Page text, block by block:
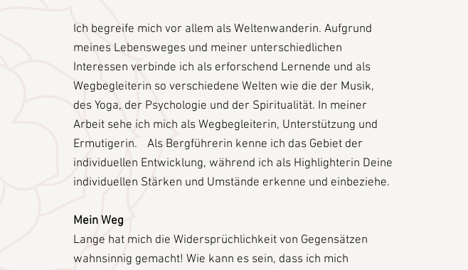
Ich begreife mich vor allem als Weltenwanderin. Aufgrund
meines Lebensweges und meiner unterschiedlichen
Interessen verbinde ich als erforschend Lernende und als
Wegbegleiterin so verschiedene Welten wie die der Musik,
des Yoga, der Psychologie und der Spiritualität. In meiner
Arbeit sehe ich mich als Wegbegleiterin, Unterstützung und
Ermutigerin. Als Bergführerin kenne ich das Gebiet der
individuellen Entwicklung, während ich als Highlighterin Deine
individuellen Stärken und Umstände erkenne und einbeziehe.
Mein Weg
Lange hat mich die Widersprüchlichkeit von Gegensätzen
wahnsinnig gemacht! Wie kann es sein, dass ich mich